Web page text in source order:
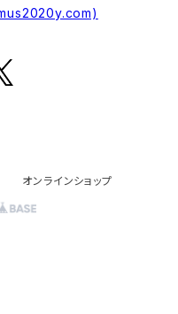
ンラインショップ